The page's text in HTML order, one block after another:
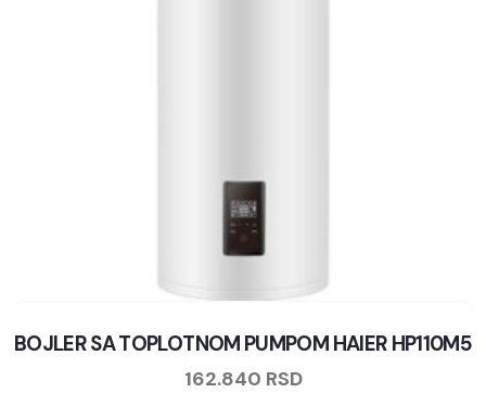
BOJLER SA TOPLOTNOM PUMPOM HAIER HP110M5
162.840 RSD